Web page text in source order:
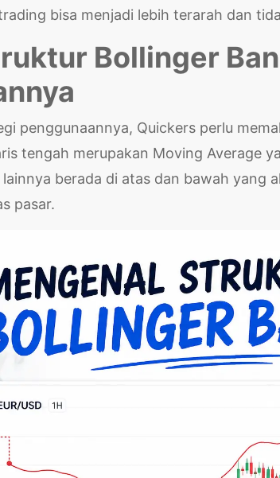
bisa menjadi lebih terarah dan
Bollinger
penggunaannya, Quickers perlu
tengah merupakan Moving Average
berada di atas dan bawah yang
pasar.